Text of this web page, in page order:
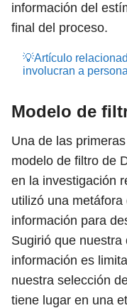
información del
final del proceso.
💡Artículo
involucran a
Modelo de
Una de las
modelo de filtro de
en la investigación
utilizó una
información para
Sugirió que
información es
nuestra selección
tiene lugar en una